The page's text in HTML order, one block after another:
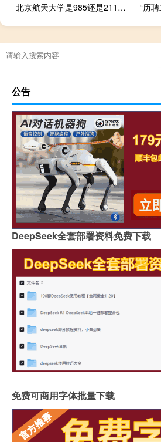
北京航天大学是985还是211学校
“历
公告
DeepSeek全套部署资料免费下载
免费可商用字体批量下载